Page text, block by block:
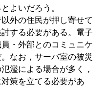
よいだろう。
外の住民が押し寄せて
する必要がある。電子
・外部とのコミュニケ
なお，サーバ室の被災
濫による場合が多く，
策を立てる必要があ